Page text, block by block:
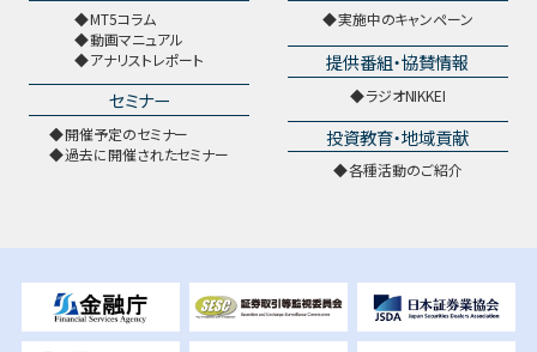
MT5コラム
動画マニュアル
アナリストレポート
セミナー
開催予定のセミナー
過去に開催されたセミナー
実施中のキャンペーン
提供番組・協賛情報
ラジオNIKKEI
投資教育・地域貢献
各種活動のご紹介